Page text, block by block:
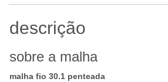
descrição
sobre a malha
malha fio 30.1 penteada